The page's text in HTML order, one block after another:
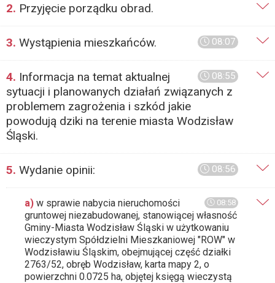
2. Przyjęcie porządku obrad.
08:07
3. Wystąpienia mieszkańców.
08:55
4. Informacja na temat aktualnej
sytuacji i planowanych działań związanych z
problemem zagrożenia i szkód jakie
powodują dziki na terenie miasta Wodzisław
Śląski.
08:56
5. Wydanie opinii:
08:58
a) w sprawie nabycia nieruchomości
gruntowej niezabudowanej, stanowiącej własność
Gminy-Miasta Wodzisław Śląski w użytkowaniu
wieczystym Spółdzielni Mieszkaniowej "ROW" w
Wodzisławiu Śląskim, obejmującej część działki
2763/52, obręb Wodzisław, karta mapy 2, o
powierzchni 0.0725 ha, objętej księgą wieczystą